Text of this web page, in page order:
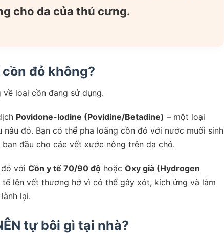
cho da của thú cưng.
đỏ không?
về loại cồn đang sử dụng.
Povidone-Iodine (Povidine/Betadine) – một loại
đỏ. Bạn có thể pha loãng cồn đỏ với nước muối sinh
đầu cho các vết xước nông trên da chó.
với Cồn y tế 70/90 độ hoặc Oxy già (Hydrogen
lên vết thương hở vì có thể gây xót, kích ứng và làm
lại.
tự bôi gì tại nhà?